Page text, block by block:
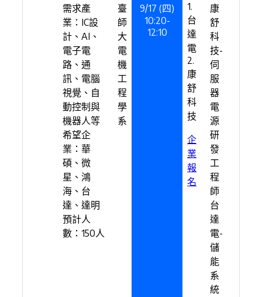
需求產
業：IC設
計、AI、
電子電
路、通
訊、電腦
視覺、自
動控制與
機器人等
希望企
業：華
碩、微
星、鴻
海、台
達、達明
預計人
數：150人
臺
師
大
電
機
工
程
學
系
9/17 (四)
10:20-
12:10
1.
台
達
電
2.
康
舒
科
技
企
業
報
名
康
舒
科
技-
伺
服
器
電
源
研
發
工
程
師
台
達
電-
儲
能
系
統